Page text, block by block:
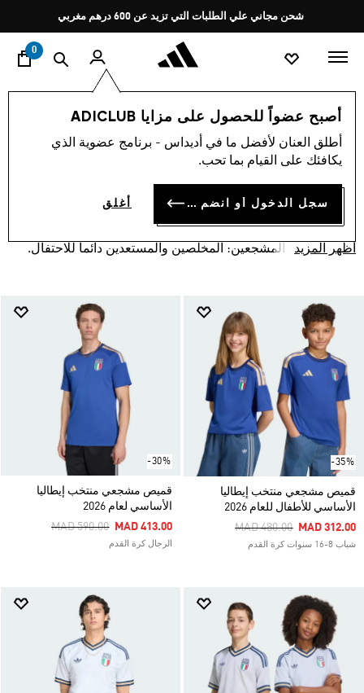
Pause
promotion
rotation
شحن مجاني علي الطلبات التي تزيد عن 600 درهم مغربي
0
أصبح عضواً للحصول على مزايا ADICLUB
أطلق العنان لأفضل ما في أديداس - برنامج عضوية الذي
يكافئك على القيام بما تحب.
سجل الدخول أو انضم الآن أغلق
كأس العالم ‎™26 FIFA🏆 المنتخبات الوطنية
تشكيلة إيطاليا
فلتر و صنف
الطقم شغف المشجعين: المخلصين والمستعدين دائما للاحتفال.
أظهر المزيد
-35%
قميص مشجعي منتخب إيطاليا
الأساسي للأطفال للعام 2026
Price Reduced From
MAD 480.00ToMAD 312.00
شباب 8-16 سنوات كرة القدم
-30%
قميص مشجعي منتخب إيطاليا
الأساسي لعام 2026
Price Reduced From
MAD 590.00ToMAD 413.00
الرجال كرة القدم